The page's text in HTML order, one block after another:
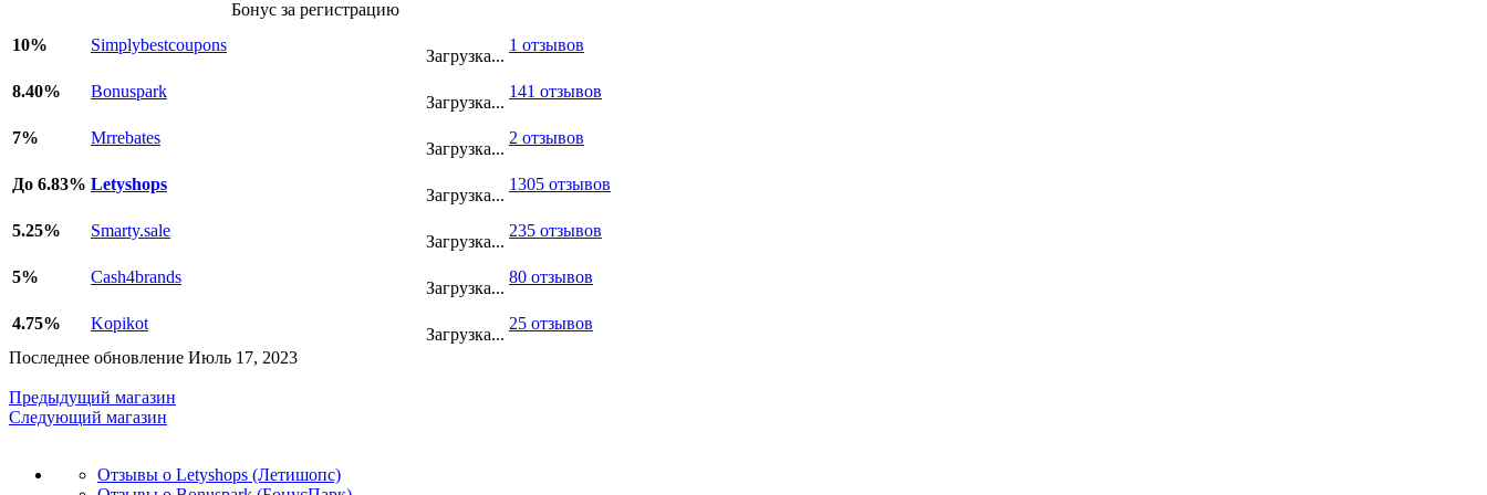
Бонус за регистрацию
10%
Simplybestcoupons
Загрузка...
1 отзывов
8.40% Bonuspark
Загрузка...
141 отзывов
7% Mrrebates
Загрузка...
2 отзывов
До 6.83% Letyshops
Загрузка...
1305 отзывов
5.25% Smarty.sale
Загрузка...
235 отзывов
5% Cash4brands
Загрузка...
80 отзывов
4.75% Kopikot
Загрузка...
25 отзывов
Последнее обновление Июль 17, 2023
Предыдущий магазин
Следующий магазин
Отзывы о Letyshops (Летишопс)